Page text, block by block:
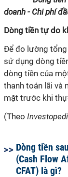
doanh - Chi phí
Dòng tiền tự do
Để đo lường tổng
sử dụng dòng
dòng tiền của
thanh toán lãi và
mặt trước khi
(Theo
Dòng tiền
(Cash Flow
CFAT) là gì?